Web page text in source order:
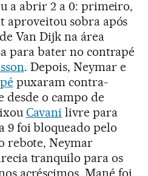
a abrir 2 a 0: primeiro,
aproveitou sobra após
Van Dijk na área
para bater no contrapé
. Depois, Neymar e
puxaram contra-
desde o campo de
Cavani livre para
9 foi bloqueado pelo
rebote, Neymar
tranquilo para os